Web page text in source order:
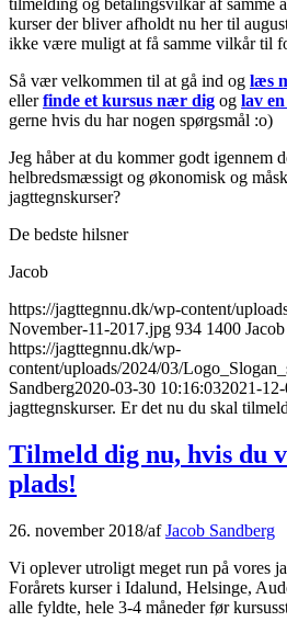
kurser der bliver afholdt nu her til
ikke være muligt at få samme vilkår til
Så vær velkommen til at gå ind og læs
ellerfinde et kursus nær dig og lav
gerne hvis du har nogen spørgsmål :o)
Jeg håber at du kommer godt igennem
helbredsmæssigt og økonomisk og
jagttegnskurser?
De bedste hilsner
Jacob
https://jagttegnnu.dk/wp-content/
November-11-2017.jpg 934 1400
https://jagttegnnu.dk/wp-
content/uploads/2024/03/
Sandberg2020-03-30 10:16:032021-
jagttegnskurser. Er det nu du skal
Tilmeld dig nu, hvis du
plads!
26. november 2018/afJacob Sandberg
Vi oplever utroligt meget run på vores
Forårets kurser i Idalund, Helsinge,
alle fyldte, hele 3-4 måneder før